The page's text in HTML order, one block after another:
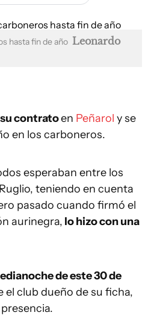
hasta fin de año Leonardo
contratoen Peñarol y se
en los carboneros.
esperaban entre los
teniendo en cuenta
pasado cuando firmó el
aurinegra, lo hizo con una
de este 30 de
el club dueño de su ficha,